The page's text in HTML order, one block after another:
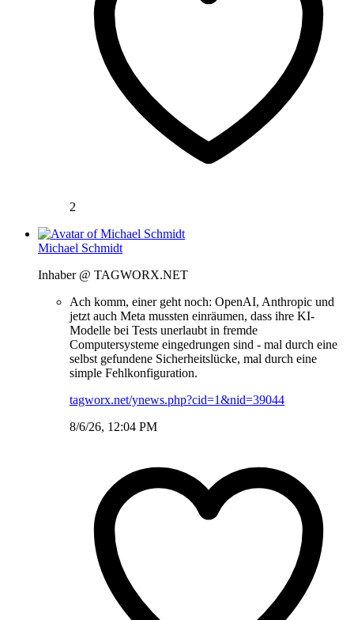
2
Michael Schmidt
Inhaber @ TAGWORX.NET
Ach komm, einer geht noch: OpenAI, Anthropic und
jetzt auch Meta mussten einräumen, dass ihre KI-
Modelle bei Tests unerlaubt in fremde
Computersysteme eingedrungen sind - mal durch eine
selbst gefundene Sicherheitslücke, mal durch eine
simple Fehlkonfiguration.
tagworx.net/ynews.php?cid=1&nid=39044
8/6/26, 12:04 PM